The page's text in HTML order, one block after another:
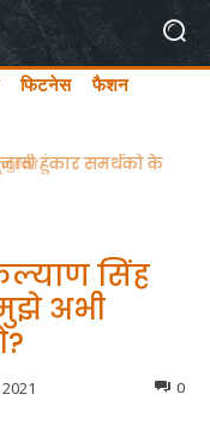
फिटनेस फैशन
सिंह
अभी
0